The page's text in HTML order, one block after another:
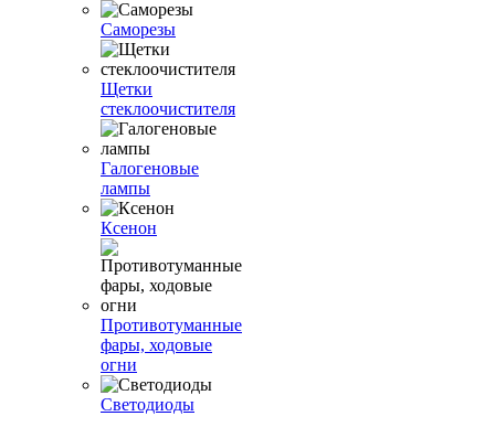
Саморезы
Щетки
стеклоочистителя
Галогеновые
лампы
Ксенон
Противотуманные
фары, ходовые
огни
Светодиоды